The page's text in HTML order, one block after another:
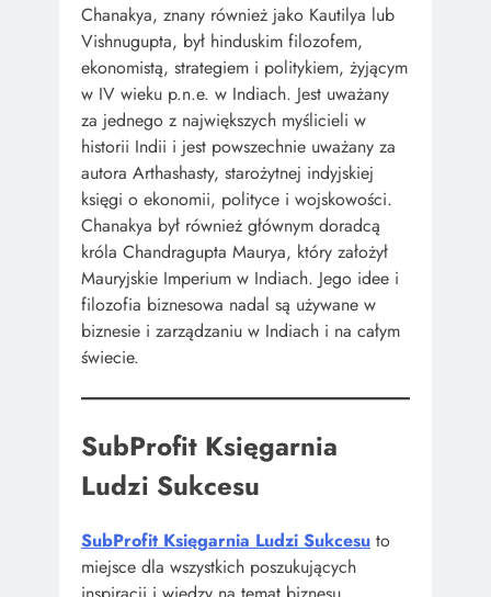
Chanakya, znany również jako Kautilya lub
Vishnugupta, był hinduskim filozofem,
ekonomistą, strategiem i politykiem, żyjącym
w IV wieku p.n.e. w Indiach. Jest uważany
za jednego z największych myślicieli w
historii Indii i jest powszechnie uważany za
autora Arthashasty, starożytnej indyjskiej
księgi o ekonomii, polityce i wojskowości.
Chanakya był również głównym doradcą
króla Chandragupta Maurya, który założył
Mauryjskie Imperium w Indiach. Jego idee i
filozofia biznesowa nadal są używane w
biznesie i zarządzaniu w Indiach i na całym
świecie.
SubProfit Księgarnia
Ludzi Sukcesu
SubProfit Księgarnia Ludzi Sukcesu to
miejsce dla wszystkich poszukujących